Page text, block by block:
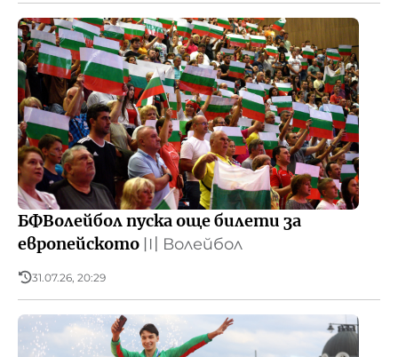
БФВолейбол пуска още билети за
европейското 〣 Волейбол
31.07.26, 20:29